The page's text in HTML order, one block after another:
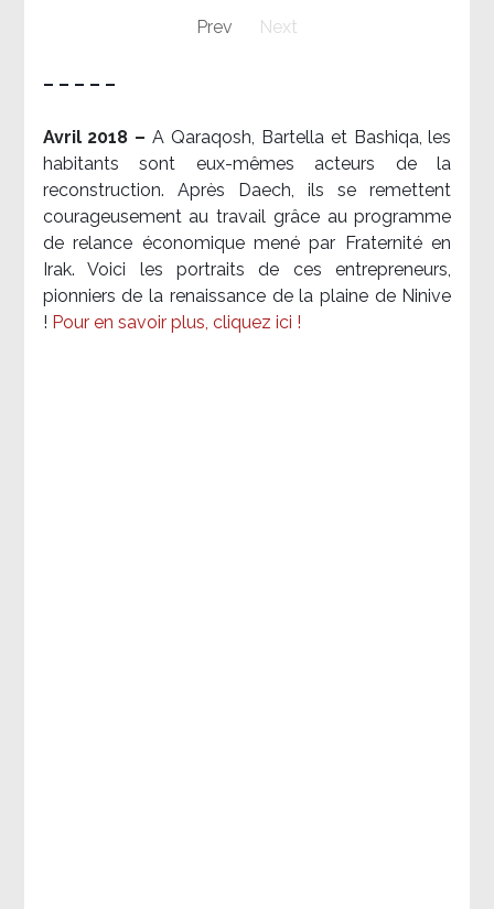
Prev Next
– – – – –
Avril 2018 –A Qaraqosh, Bartella et Bashiqa, les
habitants sont eux-mêmes acteurs de la
reconstruction. Après Daech, ils se remettent
courageusement au travail grâce au programme
de relance économique mené par Fraternité en
Irak. Voici les portraits de ces entrepreneurs,
pionniers de la renaissance de la plaine de Ninive
! Pour en savoir plus, cliquez ici !